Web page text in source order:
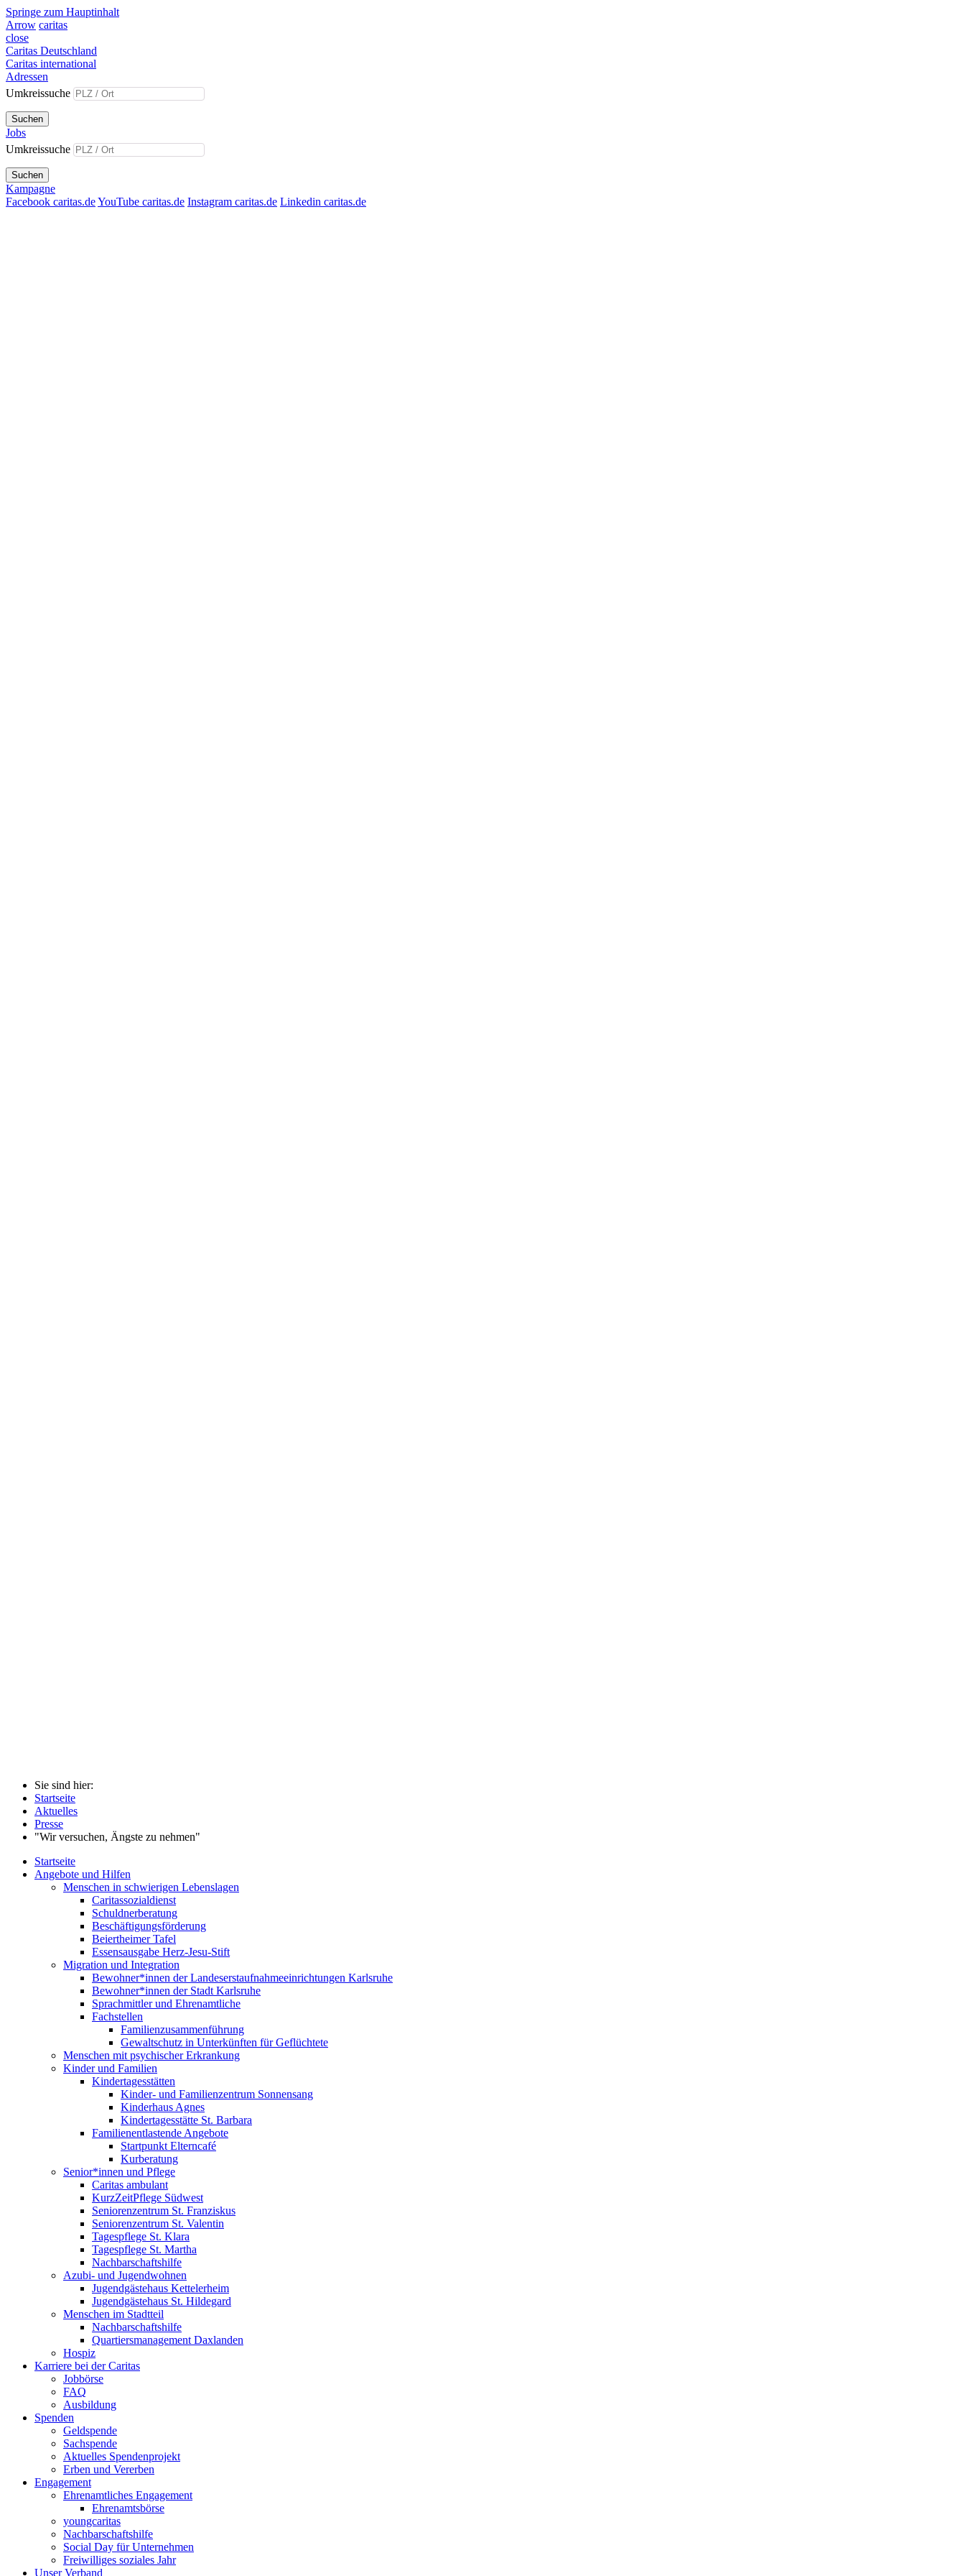
Springe zum Hauptinhalt
Arrow caritas
close
Caritas Deutschland
Caritas international
Adressen
Umkreissuche
Suchen
Jobs
Umkreissuche
Suchen
Kampagne
Facebook caritas.deYouTube caritas.de Instagram caritas.de Linkedin caritas.de
Sie sind hier:
Startseite
Aktuelles
Presse
"Wir versuchen, Ängste zu nehmen"
Startseite
Angebote und Hilfen
Menschen in schwierigen Lebenslagen
Caritassozialdienst
Schuldnerberatung
Beschäftigungsförderung
Beiertheimer Tafel
Essensausgabe Herz-Jesu-Stift
Migration und Integration
Bewohner*innen der Landeserstaufnahmeeinrichtungen Karlsruhe
Bewohner*innen der Stadt Karlsruhe
Sprachmittler und Ehrenamtliche
Fachstellen
Familienzusammenführung
Gewaltschutz in Unterkünften für Geflüchtete
Menschen mit psychischer Erkrankung
Kinder und Familien
Kindertagesstätten
Kinder- und Familienzentrum Sonnensang
Kinderhaus Agnes
Kindertagesstätte St. Barbara
Familienentlastende Angebote
Startpunkt Elterncafé
Kurberatung
Senior*innen und Pflege
Caritas ambulant
KurzZeitPflege Südwest
Seniorenzentrum St. Franziskus
Seniorenzentrum St. Valentin
Tagespflege St. Klara
Tagespflege St. Martha
Nachbarschaftshilfe
Azubi- und Jugendwohnen
Jugendgästehaus Kettelerheim
Jugendgästehaus St. Hildegard
Menschen im Stadtteil
Nachbarschaftshilfe
Quartiersmanagement Daxlanden
Hospiz
Karriere bei der Caritas
Jobbörse
FAQ
Ausbildung
Spenden
Geldspende
Sachspende
Aktuelles Spendenprojekt
Erben und Vererben
Engagement
Ehrenamtliches Engagement
Ehrenamtsbörse
youngcaritas
Nachbarschaftshilfe
Social Day für Unternehmen
Freiwilliges soziales Jahr
Unser Verband